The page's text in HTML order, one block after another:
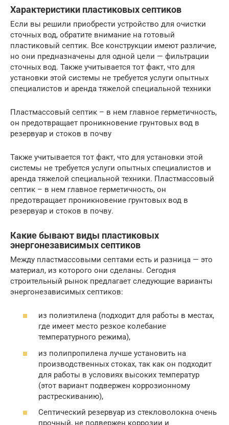
Характеристики пластиковых септиков
Если вы решили приобрести устройство для очистки
сточных вод, обратите внимание на готовый
пластиковый септик. Все конструкции имеют различие,
но они предназначены для одной цели — фильтрации
сточных вод. Также учитывается тот факт, что для
установки этой системы не требуется услуги опытных
специалистов и аренда тяжелой специальной техники
Пластмассовый септик – в нем главное герметичность,
он предотвращает проникновение грунтовых вод в
резервуар и стоков в почву
Также учитывается тот факт, что для установки этой
системы не требуется услуги опытных специалистов и
аренда тяжелой специальной техники. Пластмассовый
септик – в нем главное герметичность, он
предотвращает проникновение грунтовых вод в
резервуар и стоков в почву.
Какие бывают виды пластиковых
энергонезависимых септиков
Между пластмассовыми септами есть и разница — это
материал, из которого они сделаны. Сегодня
строительный рынок предлагает следующие варианты
энергонезависимых септиков:
из полиэтилена (подходит для работы в местах,
где имеет место резкое колебание
температурного режима),
из полипропилена лучше установить на
производственных стоках, так как он подходит
для работы в условиях высоких температур
(этот вариант подвержен коррозионному
растрескиванию),
Септический резервуар из стекловолокна очень
прочный, не подвержен коррозии и